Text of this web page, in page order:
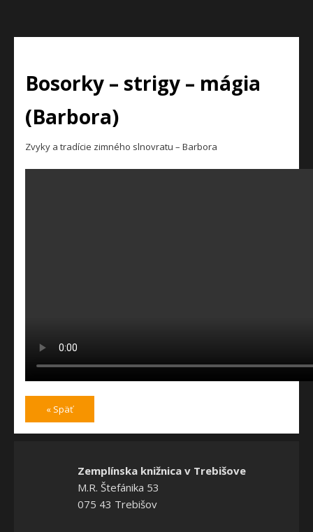
Bosorky – strigy – mágia
(Barbora)
Zvyky a tradície zimného slnovratu – Barbora
« Späť
Zemplínska knižnica v Trebišove
M.R. Štefánika 53
075 43 Trebišov